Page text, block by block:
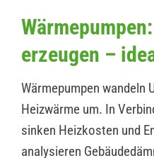
erzeugen –
Wärmepumpen wandeln
Heizwärme um. In
sinken Heizkosten und
analysieren